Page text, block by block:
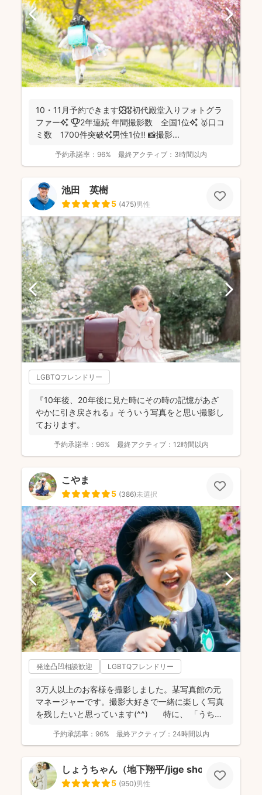
10・11月予約できます🍁🎖初代殿堂入りフォトグラ
ファー✨ 🏆2年連続 年間撮影数 全国1位✨ 🥇口コ
ミ数 1700件突破✨男性1位‼️ 📸撮影...
予約承諾率： 96% 最終アクティブ： 3時間以内
池田 英樹
5 (475)男性
LGBTQフレンドリー
『10年後、20年後に見た時にその時の記憶があざ
やかに引き戻される』そういう写真をと思い撮影し
ております。
予約承諾率： 96% 最終アクティブ： 12時間以内
こやま
5 (386)未選択
発達凸凹相談歓迎 LGBTQフレンドリー
3万人以上のお客様を撮影しました。某写真館の元
マネージャーです。撮影大好きで一緒に楽しく写真
を残したいと思っています(^^) 特に、 「うち
予約承諾率： 96% 最終アクティブ： 24時間以内
しょうちゃん（地下翔平/jige shohe）
5 (950)男性